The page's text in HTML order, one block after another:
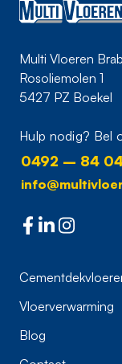
Multi Vloeren
Rosoliemolen 1
5427 PZ Boekel
Hulp nodig? Bel
0492 – 84
Vloerverwarming
Blog